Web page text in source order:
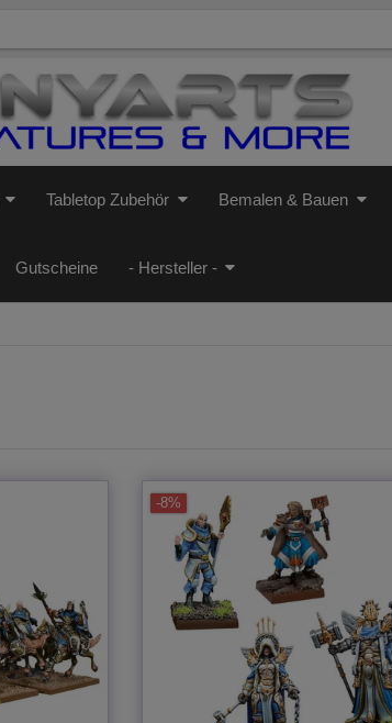
Tabletop Zubehör Bemalen & Bauen
Gutscheine - Hersteller -
-8%